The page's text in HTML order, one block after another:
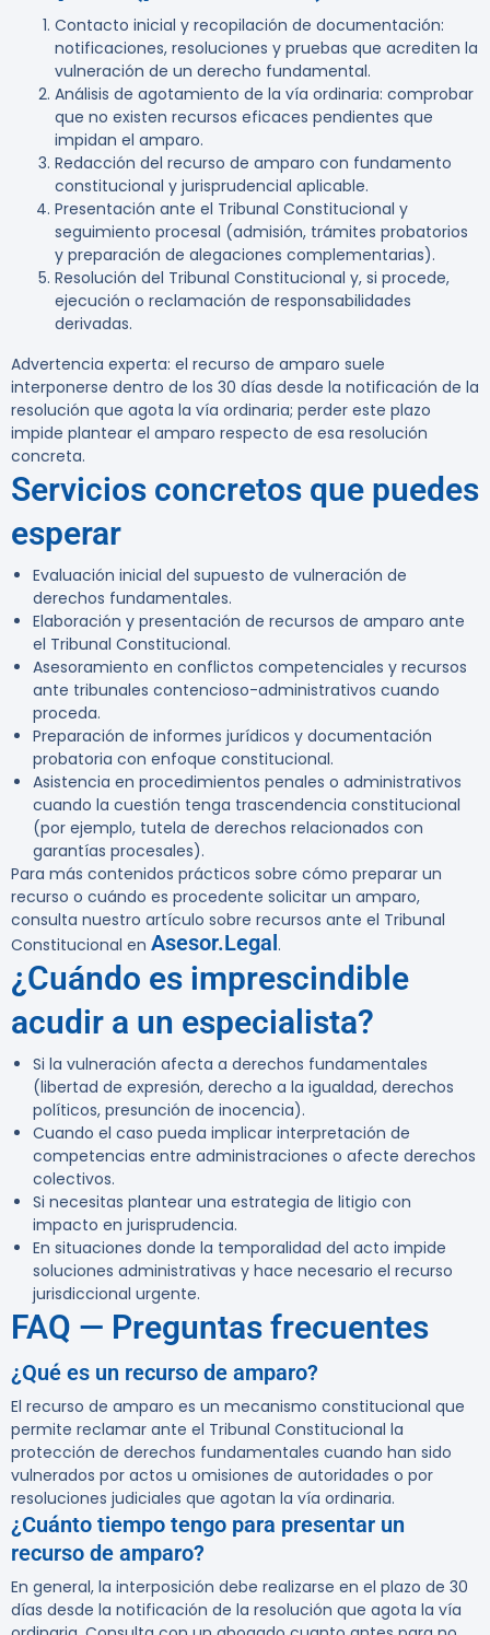
Contacto inicial y recopilación de documentación:
notificaciones, resoluciones y pruebas que acrediten la
vulneración de un derecho fundamental.
Análisis de agotamiento de la vía ordinaria: comprobar
que no existen recursos eficaces pendientes que
impidan el amparo.
Redacción del recurso de amparo con fundamento
constitucional y jurisprudencial aplicable.
Presentación ante el Tribunal Constitucional y
seguimiento procesal (admisión, trámites probatorios
y preparación de alegaciones complementarias).
Resolución del Tribunal Constitucional y, si procede,
ejecución o reclamación de responsabilidades
derivadas.
Advertencia experta: el recurso de amparo suele
interponerse dentro de los 30 días desde la notificación de la
resolución que agota la vía ordinaria; perder este plazo
impide plantear el amparo respecto de esa resolución
concreta.
Servicios concretos que puedes
esperar
Evaluación inicial del supuesto de vulneración de
derechos fundamentales.
Elaboración y presentación de recursos de amparo ante
el Tribunal Constitucional.
Asesoramiento en conflictos competenciales y recursos
ante tribunales contencioso-administrativos cuando
proceda.
Preparación de informes jurídicos y documentación
probatoria con enfoque constitucional.
Asistencia en procedimientos penales o administrativos
cuando la cuestión tenga trascendencia constitucional
(por ejemplo, tutela de derechos relacionados con
garantías procesales).
Para más contenidos prácticos sobre cómo preparar un
recurso o cuándo es procedente solicitar un amparo,
consulta nuestro artículo sobre recursos ante el Tribunal
Constitucional en Asesor.Legal.
¿Cuándo es imprescindible
acudir a un especialista?
Si la vulneración afecta a derechos fundamentales
(libertad de expresión, derecho a la igualdad, derechos
políticos, presunción de inocencia).
Cuando el caso pueda implicar interpretación de
competencias entre administraciones o afecte derechos
colectivos.
Si necesitas plantear una estrategia de litigio con
impacto en jurisprudencia.
En situaciones donde la temporalidad del acto impide
soluciones administrativas y hace necesario el recurso
jurisdiccional urgente.
FAQ — Preguntas frecuentes
¿Qué es un recurso de amparo?
El recurso de amparo es un mecanismo constitucional que
permite reclamar ante el Tribunal Constitucional la
protección de derechos fundamentales cuando han sido
vulnerados por actos u omisiones de autoridades o por
resoluciones judiciales que agotan la vía ordinaria.
¿Cuánto tiempo tengo para presentar un
recurso de amparo?
En general, la interposición debe realizarse en el plazo de 30
días desde la notificación de la resolución que agota la vía